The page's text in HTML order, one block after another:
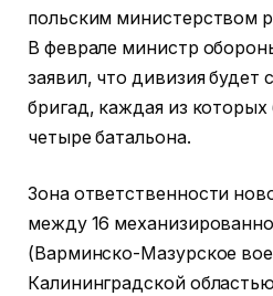
польским министерством
В феврале министр
заявил, что дивизия будет
бригад, каждая из которых
четыре батальона.
Зона ответственности
между 16
(Варминско-Мазурское
Калининградской